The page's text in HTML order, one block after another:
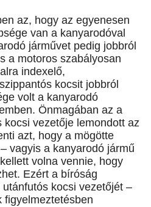
az, hogy az egyenesen
van a kanyarodóval
járművet pedig jobbról
a motoros szabályosan
indexelő,
kocsit jobbról
volt a kanyarodó
Önmagában az a
kocsi vezetője lemondott az
azt, hogy a mögötte
vagyis a kanyarodó jármű
volna vennie, hogy
Ezért a bíróság
kocsi vezetőjét –
figyelmeztetésben